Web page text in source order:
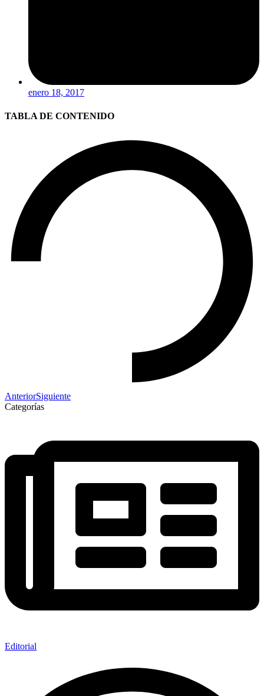
enero 18, 2017
TABLA DE CONTENIDO
AnteriorSiguiente
Categorías
Editorial